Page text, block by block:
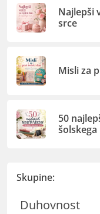
Najlepši
srce
Misli za
50
šolskega
Skupine:
Duhovnost